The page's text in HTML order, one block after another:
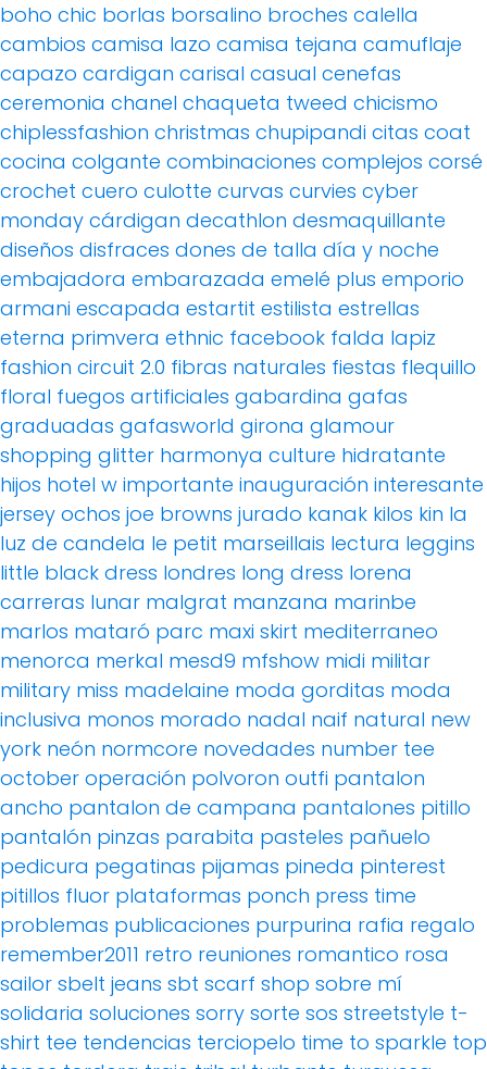
boho chic borlas borsalino broches calella
cambios camisa lazo camisa tejana camuflaje
capazo cardigan carisal casual cenefas
ceremonia chanel chaqueta tweed chicismo
chiplessfashion christmas chupipandi citas coat
cocina colgante combinaciones complejos corsé
crochet cuero culotte curvas curvies cyber
monday cárdigan decathlon desmaquillante
diseños disfraces dones de talla día y noche
embajadora embarazada emelé plus emporio
armani escapada estartit estilista estrellas
eterna primvera ethnic facebook falda lapiz
fashion circuit 2.0 fibras naturales fiestas flequillo
floral fuegos artificiales gabardina gafas
graduadas gafasworld girona glamour
shopping glitter harmonya culture hidratante
hijos hotel w importante inauguración interesante
jersey ochos joe browns jurado kanak kilos kin la
luz de candela le petit marseillais lectura leggins
little black dress londres long dress lorena
carreras lunar malgrat manzana marinbe
marlos mataró parc maxi skirt mediterraneo
menorca merkal mesd9 mfshow midi militar
military miss madelaine moda gorditas moda
inclusiva monos morado nadal naif natural new
york neón normcore novedades number tee
october operación polvoron outfi pantalon
ancho pantalon de campana pantalones pitillo
pantalón pinzas parabita pasteles pañuelo
pedicura pegatinas pijamas pineda pinterest
pitillos fluor plataformas ponch press time
problemas publicaciones purpurina rafia regalo
remember2011 retro reuniones romantico rosa
sailor sbelt jeans sbt scarf shop sobre mí
solidaria soluciones sorry sorte sos streetstyle t-
shirt tee tendencias terciopelo time to sparkle top